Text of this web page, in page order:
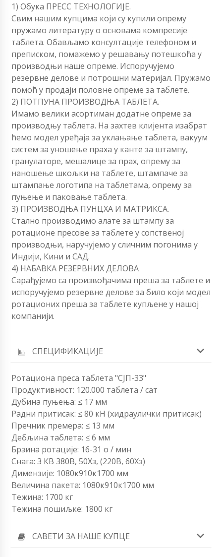
1) Обука ПРЕСС ТЕХНОЛОГИЈЕ.
Свим нашим купцима који су купили опрему
пружамо литературу о основама компресије
таблета. Обављамо консултације телефоном и
преписком, помажемо у решавању потешкоћа у
производњи наше опреме. Испоручујемо
резервне делове и потрошни материјал. Пружамо
помоћ у продаји половне опреме за таблете.
2) ПОТПУНА ПРОИЗВОДЊА ТАБЛЕТА.
Имамо велики асортиман додатне опреме за
производњу таблета. На захтев клијента изабрат
ћемо модел уређаја за уклањање таблета, вакуум
систем за уношење праха у канте за штампу,
гранулаторе, мешалице за прах, опрему за
наношење шкољки на таблете, штампаче за
штампање логотипа на таблетама, опрему за
пуњење и паковање таблета.
3) ПРОИЗВОДЊА ПУНЦХА И МАТРИКСА.
Стално производимо алате за штампу за
ротационе пресове за таблете у сопственој
производњи, наручујемо у сличним погонима у
Индији, Кини и САД.
4) НАБАВКА РЕЗЕРВНИХ ДЕЛОВА
Сарађујемо са произвођачима преша за таблете и
испоручујемо резервне делове за било који модел
ротационих преша за таблете купљене у нашој
компанији.
СПЕЦИФИКАЦИЈЕ
Ротациона преса таблета "СЈП-33"
Продуктивност: 120.000 таблета / сат
Дубина пуњења: ≤ 17 мм
Радни притисак: ≤ 80 кН (хидраулички притисак)
Пречник премера: ≤ 13 мм
Дебљина таблета: ≤ 6 мм
Брзина ротације: 16-31 о / мин
Снага: 3 КВ 380В, 50Хз, (220В, 60Хз)
Димензије: 1080к910к1700 мм
Величина пакета: 1080к910к1700 мм
Тежина: 1700 кг
Тежина пошиљке: 1800 кг
САВЕТИ ЗА НАШЕ КУПЦЕ